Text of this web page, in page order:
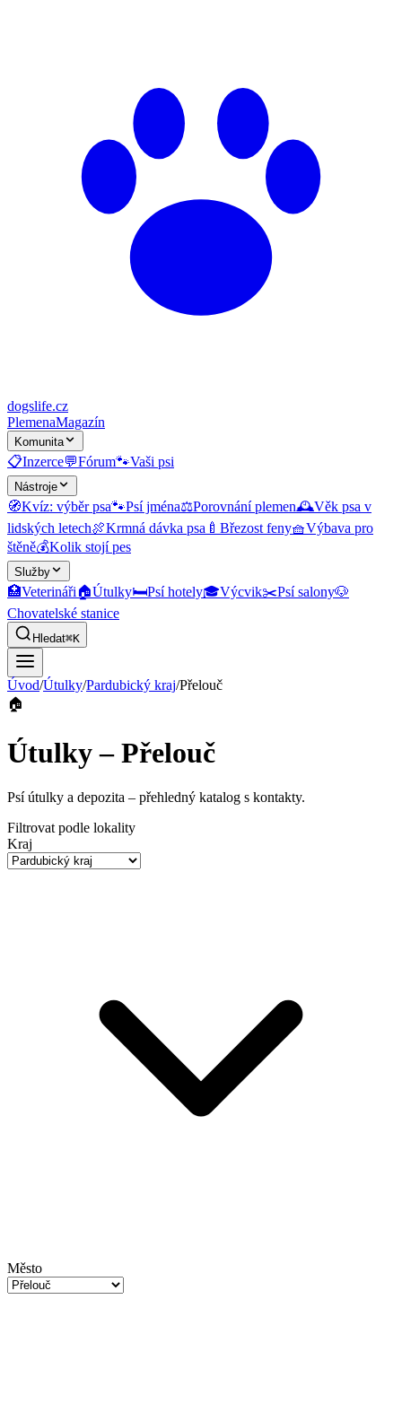
dogslife.cz
PlemenaMagazín
Komunita
📋Inzerce💬Fórum🐾Vaši psi
Nástroje
🧭Kvíz: výběr psa🐾Psí jména⚖️Porovnání plemen🕰️Věk psa v
lidských letech🍖Krmná dávka psa 🍼 Březost feny🧺Výbava pro
štěně💰Kolik stojí pes
Služby
🏥Veterináři🏠Útulky🛏️Psí hotely🎓Výcvik✂️Psí salony🐶
Chovatelské stanice
Hledat⌘K
Úvod/Útulky/Pardubický kraj/Přelouč
🏠
Útulky – Přelouč
Psí útulky a depozita – přehledný katalog s kontakty.
Filtrovat podle lokality
Kraj
Město